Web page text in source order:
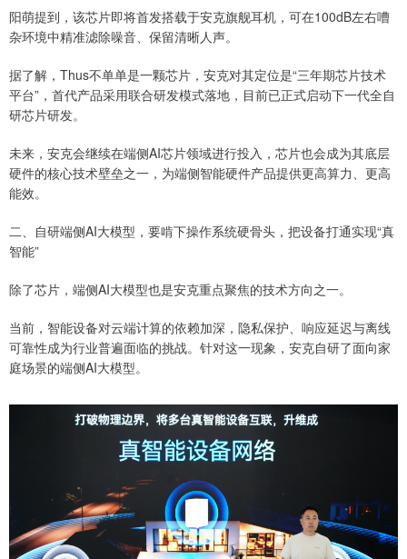
阳萌提到，该芯片即将首发搭载于安克旗舰耳机，可在100dB左右嘈
杂环境中精准滤除噪音、保留清晰人声。
据了解，Thus不单单是一颗芯片，安克对其定位是“三年期芯片技术
平台”，首代产品采用联合研发模式落地，目前已正式启动下一代全自
研芯片研发。
未来，安克会继续在端侧AI芯片领域进行投入，芯片也会成为其底层
硬件的核心技术壁垒之一，为端侧智能硬件产品提供更高算力、更高
能效。
二、自研端侧AI大模型，要啃下操作系统硬骨头，把设备打通实现“真
智能”
除了芯片，端侧AI大模型也是安克重点聚焦的技术方向之一。
当前，智能设备对云端计算的依赖加深，隐私保护、响应延迟与离线
可靠性成为行业普遍面临的挑战。针对这一现象，安克自研了面向家
庭场景的端侧AI大模型。